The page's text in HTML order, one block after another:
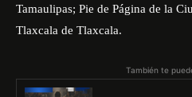
Tamaulipas; Pie de Página de la
Tlaxcala de Tlaxcala.
También te